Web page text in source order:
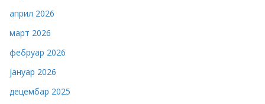
април 2026
март 2026
фебруар 2026
јануар 2026
децембар 2025